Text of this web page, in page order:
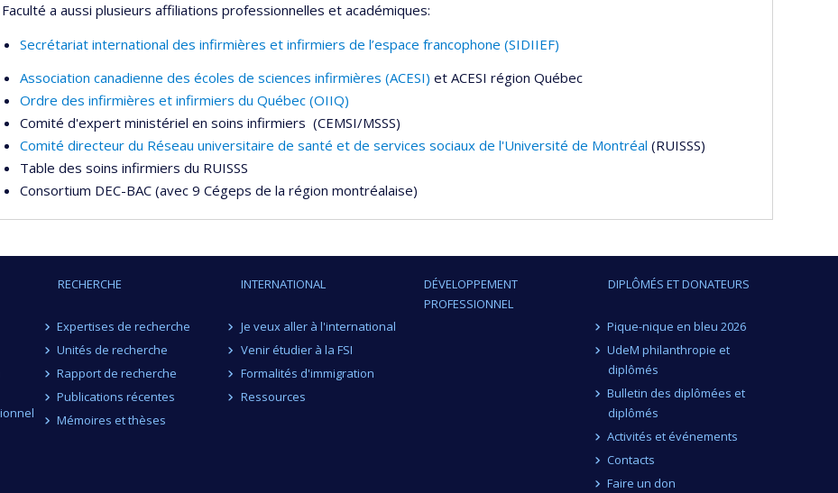
Faculté a aussi plusieurs affiliations professionnelles et académiques:
Secrétariat international des infirmières et infirmiers de l’espace francophone (SIDIIEF)
Association canadienne des écoles de sciences infirmières (ACESI) et ACESI région Québec
Ordre des infirmières et infirmiers du Québec (OIIQ)
Comité d'expert ministériel en soins infirmiers (CEMSI/MSSS)
Comité directeur du Réseau universitaire de santé et de services sociaux de l'Université de Montréal (RUISSS)
Table des soins infirmiers du RUISSS
Consortium DEC-BAC (avec 9 Cégeps de la région montréalaise)
RECHERCHE
Expertises de recherche
Unités de recherche
Rapport de recherche
Publications récentes
Mémoires et thèses
INTERNATIONAL
Je veux aller à l'international
Venir étudier à la FSI
Formalités d'immigration
Ressources
DÉVELOPPEMENT
PROFESSIONNEL
DIPLÔMÉS ET DONATEURS
Pique-nique en bleu 2026
UdeM philanthropie et
diplômés
Bulletin des diplômées et
diplômés
Activités et événements
Contacts
Faire un don